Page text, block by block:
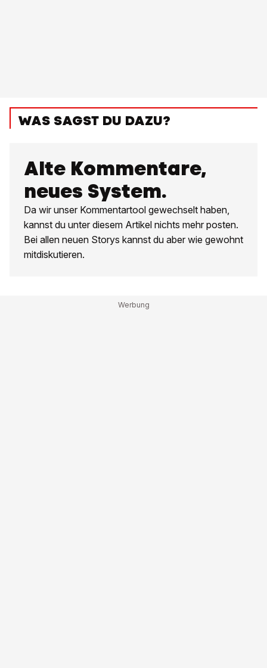
WAS SAGST DU DAZU?
Alte Kommentare,
neues System.
Da wir unser Kommentartool gewechselt haben,
kannst du unter diesem Artikel nichts mehr posten.
Bei allen neuen Storys kannst du aber wie gewohnt
mitdiskutieren.